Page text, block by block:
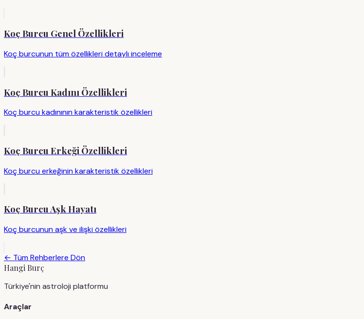
Koç Burcu Genel Özellikleri
Koç burcunun tüm özellikleri detaylı inceleme
Koç Burcu Kadını Özellikleri
Koç burcu kadınının karakteristik özellikleri
Koç Burcu Erkeği Özellikleri
Koç burcu erkeğinin karakteristik özellikleri
Koç Burcu Aşk Hayatı
Koç burcunun aşk ve ilişki özellikleri
← Tüm Rehberlere Dön
Hangi Burç
Türkiye'nin astroloji platformu
Araçlar